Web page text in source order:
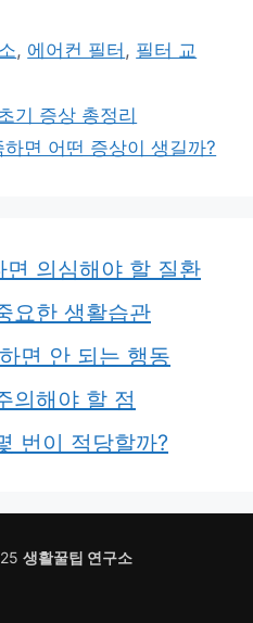
, 에어컨 필터 , 필터 교
기 증상 총정리
면 어떤 증상이 생길까?
의심해야 할 질환
요한 생활습관
면 안 되는 행동
의해야 할 점
번이 적당할까?
생활꿀팁 연구소